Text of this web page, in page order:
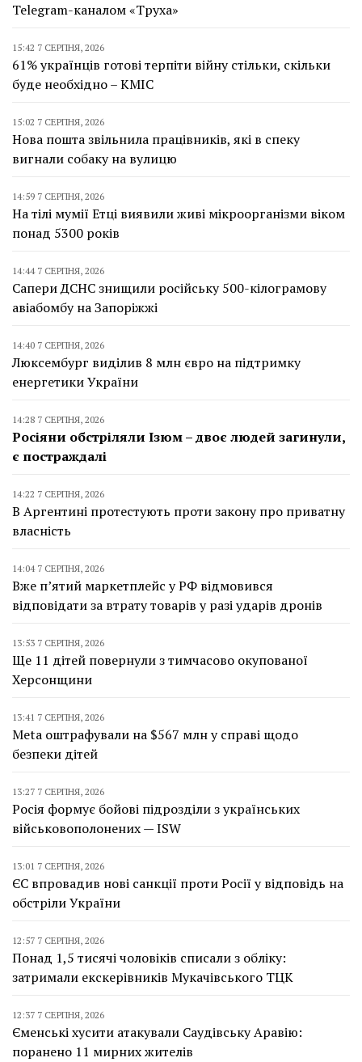
Telegram-каналом «Труха»
15:42 7 СЕРПНЯ, 2026
61% українців готові терпіти війну стільки, скільки
буде необхідно – КМІС
15:02 7 СЕРПНЯ, 2026
Нова пошта звільнила працівників, які в спеку
вигнали собаку на вулицю
14:59 7 СЕРПНЯ, 2026
На тілі мумії Етці виявили живі мікроорганізми віком
понад 5300 років
14:44 7 СЕРПНЯ, 2026
Сапери ДСНС знищили російську 500-кілограмову
авіабомбу на Запоріжжі
14:40 7 СЕРПНЯ, 2026
Люксембург виділив 8 млн євро на підтримку
енергетики України
14:28 7 СЕРПНЯ, 2026
Росіяни обстріляли Ізюм – двоє людей загинули,
є постраждалі
14:22 7 СЕРПНЯ, 2026
В Аргентині протестують проти закону про приватну
власність
14:04 7 СЕРПНЯ, 2026
Вже п’ятий маркетплейс у РФ відмовився
відповідати за втрату товарів у разі ударів дронів
13:53 7 СЕРПНЯ, 2026
Ще 11 дітей повернули з тимчасово окупованої
Херсонщини
13:41 7 СЕРПНЯ, 2026
Meta оштрафували на $567 млн у справі щодо
безпеки дітей
13:27 7 СЕРПНЯ, 2026
Росія формує бойові підрозділи з українських
військовополонених — ISW
13:01 7 СЕРПНЯ, 2026
ЄС впровадив нові санкції проти Росії у відповідь на
обстріли України
12:57 7 СЕРПНЯ, 2026
Понад 1,5 тисячі чоловіків списали з обліку:
затримали екскерівників Мукачівського ТЦК
12:37 7 СЕРПНЯ, 2026
Єменські хусити атакували Саудівську Аравію:
поранено 11 мирних жителів